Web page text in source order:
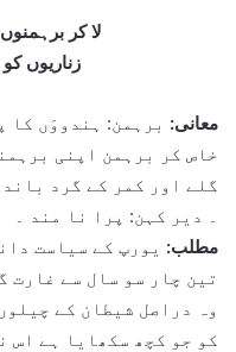
لا کر
زناریوں
معانی: برہمن: ہندووَں کا
خاص کر برہمن اپنی
گلے اور کمر کے گرد
۔ دیر کہن: پرا نا مند ۔
مطلب: یورپ کے سیاست
تین چار سو سال سے غارت
وہ دراصل شیطان کے
کو جو کچھ سکھایا ہے اس